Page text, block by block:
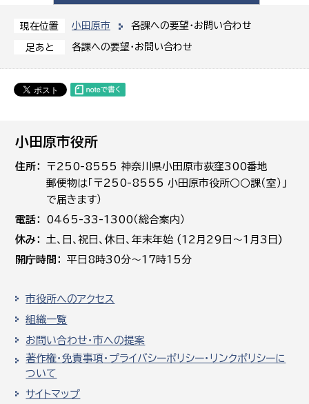
現在位置 小田原市 各課への要望・お問い合わせ
足あと 各課への要望・お問い合わせ
小田原市役所
住所
〒250-8555 神奈川県小田原市荻窪300番地
郵便物は「〒250-8555 小田原市役所○○課（室）」
で届きます）
電話
0465-33-1300（総合案内）
休み
土､日､祝日、休日、年末年始 (12月29日～1月3日)
開庁時間
平日8時30分～17時15分
市役所へのアクセス
組織一覧
お問い合わせ・市への提案
著作権・免責事項・プライバシーポリシー・リンクポリシーに
ついて
サイトマップ